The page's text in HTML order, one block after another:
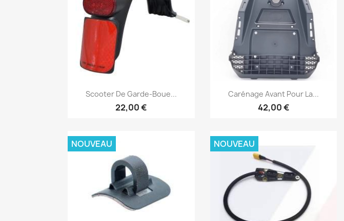
Aperçu rapide
Scooter De Garde-Boue...
22,00 €
Aperçu rapide
Carénage Avant Pour La...
42,00 €
NOUVEAU NOUVEAU